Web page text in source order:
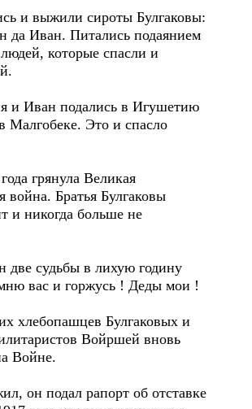
и выжили сироты Булгаковы:
да Иван. Питались подаянием
которые спасли и
и Иван подались в Игушетию
Малгобеке. Это и спасло
грянула Великая
война. Братья Булгаковы
и никогда больше не
две судьбы в лихую годину
вас и горжусь ! Деды мои !
хлебопашцев Булгаковых и
Войршей вновь
Войне.
он подал рапорт об отставке